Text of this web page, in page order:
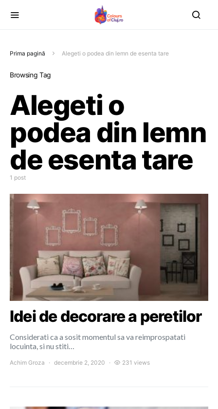
Prima pagină Alegeti o podea din lemn de esenta tare
Browsing Tag
Alegeti o
podea din lemn
de esenta tare
1 post
Idei de decorare a peretilor
Considerati ca a sosit momentul sa va reimprospatati
locuinta, si nu stiti…
Achim Groza decembrie 2, 2020 231 views